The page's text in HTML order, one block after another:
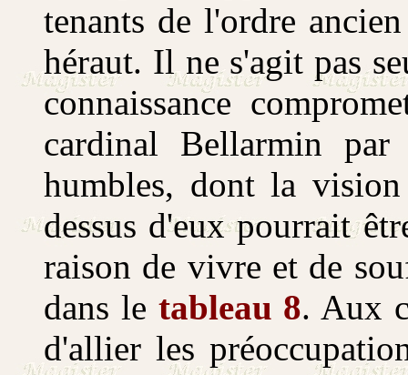
tenants de l'ordre
héraut. Il ne s'agit pas
connaissance
cardinal Bellarmin
humbles, dont la
dessus d'eux pourrait
raison de vivre et de
dans le tableau 8. Aux
d'allier les